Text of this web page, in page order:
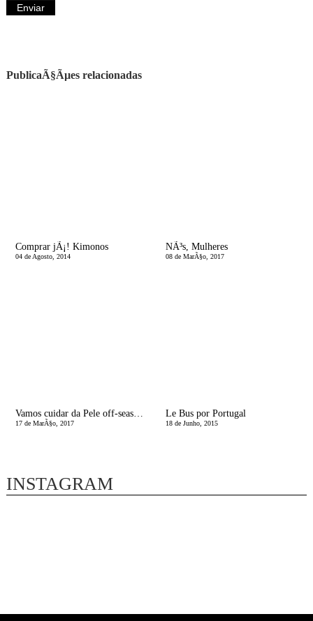
PublicaÃ§Ãµes relacionadas
Comprar jÃ¡! Kimonos
04 de Agosto, 2014
NÃ³s, Mulheres
08 de MarÃ§o, 2017
Vamos cuidar da Pele off-season? Ep. 3 Peel & Heal para rejuvenscer
17 de MarÃ§o, 2017
Le Bus por Portugal
18 de Junho, 2015
INSTAGRAM